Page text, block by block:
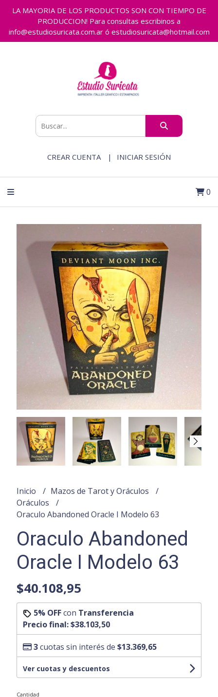
LA MAYORIA DE LOS PRODUCTOS SON CON TIEMPO DE
PRODUCCION! Para consultas escribinos a
info@estudiosuricata.com.ar ó estudiosuricata@hotmail.com
CREAR CUENTA INICIAR SESIÓN
0
Inicio
Mazos de Tarot y Oráculos
Oráculos
Oraculo Abandoned Oracle I Modelo 63
Oraculo Abandoned
Oracle I Modelo 63
$40.108,95
5% OFFcon Transferencia
Precio final:$38.103,50
3cuotas sin interés de $13.369,65
Ver cuotas y descuentos
Cantidad